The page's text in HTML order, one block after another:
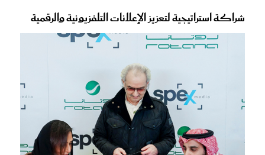
شراكة استراتيجية لتعزيز الإعلانات التلفزيونية والرقمية